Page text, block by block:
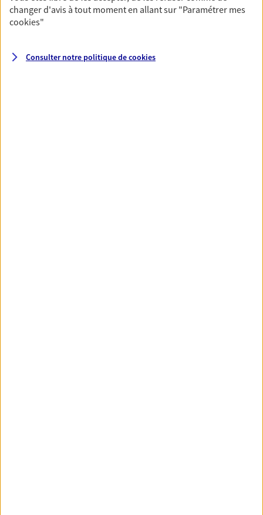
objectifs ? Rien ne remplace les conseils d'un expert :
Assurance vie, PER, Livret… Faisons le point ensemble !
Préparer votre avenir
changer d'avis à tout moment en allant sur "Paramétrer mes
cookies"
Consulter notre politique decookies